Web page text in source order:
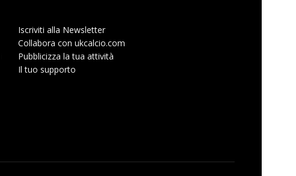
Iscriviti alla Newsletter
Collabora con ukcalcio.com
Pubblicizza la tua attività
Il tuo supporto